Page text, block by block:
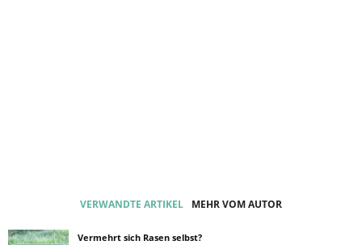
VERWANDTE ARTIKEL MEHR VOM AUTOR
Vermehrt sich Rasen selbst?